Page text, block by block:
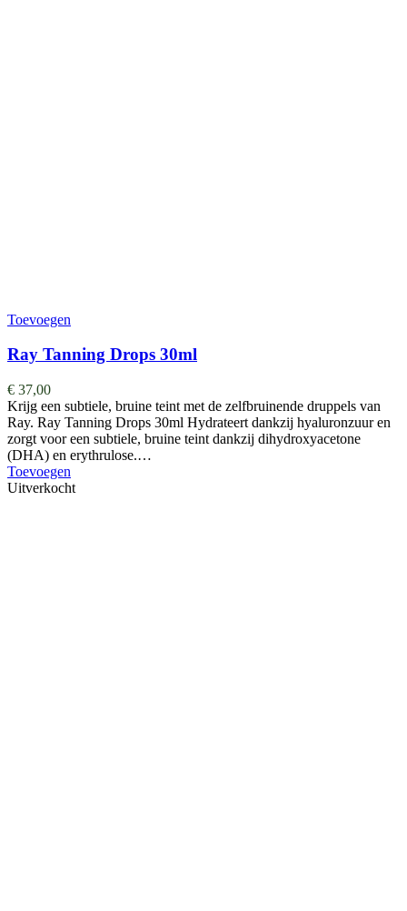
Toevoegen
Ray Tanning Drops 30ml
€ 37,00
Krijg een subtiele, bruine teint met de zelfbruinende druppels van
Ray. Ray Tanning Drops 30ml Hydrateert dankzij hyaluronzuur en
zorgt voor een subtiele, bruine teint dankzij dihydroxyacetone
(DHA) en erythrulose.…
Toevoegen
Uitverkocht